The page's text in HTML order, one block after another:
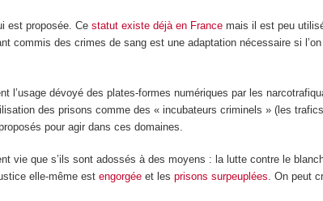
est proposée. Cestatut existe déjà en France mais il est peu
commis des crimes de sang est une adaptation nécessaire si
l’usage dévoyé des plates-formes numériques par les
des prisons comme des « incubateurs criminels » (les
pour agir dans ces domaines.
vie que s’ils sont adossés à des moyens : la lutte contre le
elle-même estengorgée et lesprisons surpeuplées. On peut